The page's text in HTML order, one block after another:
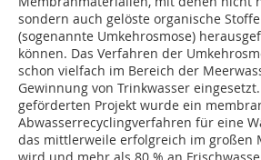
sondern auch gelöste organische
(sogenannte Umkehrosmose)
können. Das Verfahren der
schon vielfach im Bereich der
Gewinnung von Trinkwasser
geförderten Projekt wurde ein
Abwasserrecyclingverfahren für eine
das mittlerweile erfolgreich im großen